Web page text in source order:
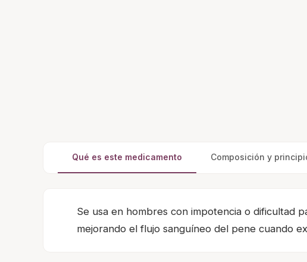
Qué es este medicamento Composición y
Se usa en hombres con impotencia o dificultad
mejorando el flujo sanguíneo del pene cuando